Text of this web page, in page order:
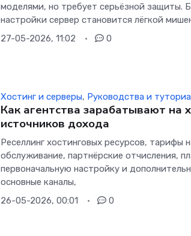
моделями, но требует серьёзной защиты.
настройки сервер становится лёгкой
27-05-2026, 11:02
0
Хостинг и серверы, Руководства и
Как агентства зарабатывают на
источников дохода
Реселлинг хостинговых ресурсов, тарифы
обслуживание, партнёрские отчисления,
первоначальную настройку и
основные каналы,
26-05-2026, 00:01
0